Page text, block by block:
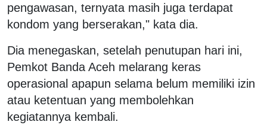
pengawasan, ternyata masih juga terdapat
kondom yang berserakan," kata dia.
Dia menegaskan, setelah penutupan hari ini,
Pemkot Banda Aceh melarang keras
operasional apapun selama belum memiliki izin
atau ketentuan yang membolehkan
kegiatannya kembali.